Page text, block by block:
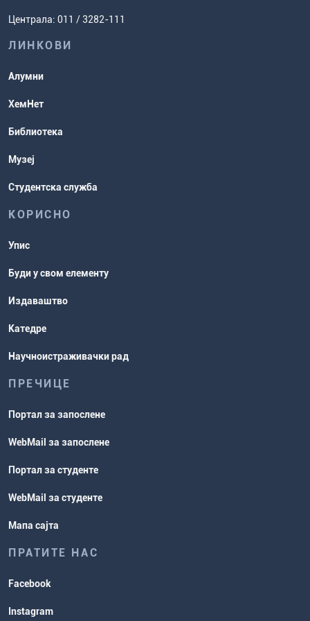
Усавршавање за наставнике
Повереник за равноправност
Студентске организације
рокови
испита
Централа: 011 / 3282-111
ЛИНКОВИ
Алумни
ХемНет
Библиотека
Музеј
Студентска служба
КОРИСНО
Упис
Буди у свом елементу
Издаваштво
Катедре
Научноистраживачки рад
ПРЕЧИЦЕ
Портал за запослене
WebMail за запослене
Портал за студенте
WebMail за студенте
Мапа сајта
ПРАТИТЕ НАС
Facebook
Instagram